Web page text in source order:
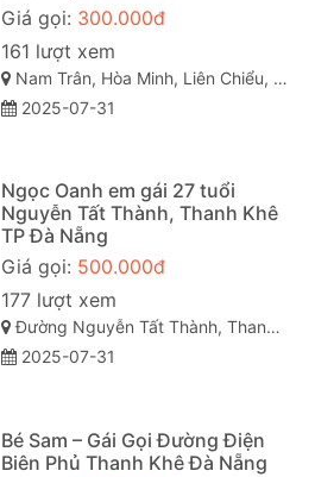
Giá gọi: 300.000đ
161 lượt xem
Nam Trân, Hòa Minh, Liên Chiểu, Đà Nẵng, Việt Nam
2025-07-31
Ngọc Oanh em gái 27 tuổi
Nguyễn Tất Thành, Thanh Khê
TP Đà Nẵng
Giá gọi: 500.000đ
177 lượt xem
Đường Nguyễn Tất Thành, Thanh Khê, Hải Châu, Đà Nẵng
2025-07-31
Bé Sam – Gái Gọi Đường Điện
Biên Phủ Thanh Khê Đà Nẵng